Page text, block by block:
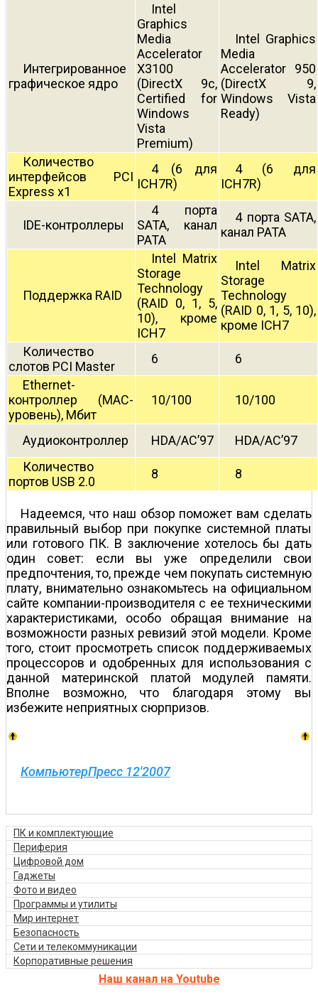
Интегрированное
графическое ядро
Intel
Graphics
Media
Accelerator
X3100
(DirectX 9c,
Certified for
Windows
Vista
Premium)
Intel Graphics
Media
Accelerator 950
(DirectX 9,
Windows Vista
Ready)
Количество
интерфейсов PCI
Express x1
4 (6 для
ICH7R)
4 (6 для
ICH7R)
IDE-контроллеры
4 порта
SATA, канал
PATA
4 порта SATA,
канал PATA
Поддержка RAID
Intel Matrix
Storage
Technology
(RAID 0, 1, 5,
10), кроме
ICH7
Intel Matrix
Storage
Technology
(RAID 0, 1, 5, 10),
кроме ICH7
Количество
слотов PCI Master
6
6
Ethernet-
контроллер (MAC-
уровень), Мбит
10/100 10/100
Аудиоконтроллер HDA/AC’97
HDA/AC’97
Количество
портов USB 2.0
8 8
Надеемся, что наш обзор поможет вам сделать
правильный выбор при покупке системной платы
или готового ПК. В заключение хотелось бы дать
один совет: если вы уже определили свои
предпочтения, то, прежде чем покупать системную
плату, внимательно ознакомьтесь на официальном
сайте компании-производителя с ее техническими
характеристиками, особо обращая внимание на
возможности разных ревизий этой модели. Кроме
того, стоит просмотреть список поддерживаемых
процессоров и одобренных для использования с
данной материнской платой модулей памяти.
Вполне возможно, что благодаря этому вы
избежите неприятных сюрпризов.
КомпьютерПресс 12'2007
ПК и комплектующие
Периферия
Цифровой дом
Гаджеты
Фото и видео
Программы и утилиты
Мир интернет
Безопасность
Сети и телекоммуникации
Корпоративные решения
Наш канал на Youtube